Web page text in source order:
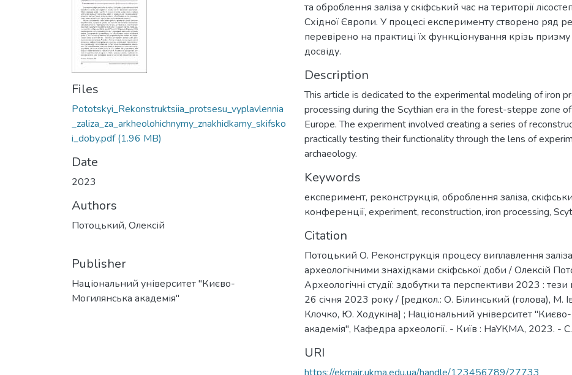
Files
Pototskyi_Rekonstruktsiia_protsesu_vyplavlennia
_zaliza_za_arkheolohichnymy_znakhidkamy_skifsko
i_doby.pdf(1.96 MB)
Date
2023
Authors
Потоцький, Олексій
Publisher
Національний університет "Києво-
Могилянська академія"
та оброблення заліза у скіфський час на території
Східної Європи. У процесі експерименту створено ряд
перевірено на практиці їх функціонування крізь призму
досвіду.
Description
This article is dedicated to the experimental modeling of iron
processing during the Scythian era in the forest-steppe zone
Europe. The experiment involved creating a series of
practically testing their functionality through the lens of
archaeology.
Keywords
експеримент, реконструкція, оброблення заліза,
конференції, experiment, reconstruction, iron processing,
Citation
Потоцький О. Реконструкція процесу виплавлення
археологічними знахідками скіфської доби / Олексій
Археологічні студії: здобутки та перспективи 2023 :
26 січня 2023 року / [редкол.: О. Білинський (голова), М.
Клочко, Ю. Ходукіна] ; Національний університет
академія", Кафедра археології. - Київ : НаУКМА, 2023. -
URI